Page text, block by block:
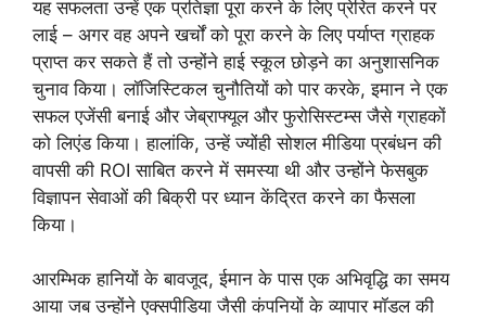
यह सफलता उन्हें एक प्रतिज्ञा पूरा करने के लिए प्रेरित करने पर
लाई – अगर वह अपने खर्चों को पूरा करने के लिए पर्याप्त ग्राहक
प्राप्त कर सकते हैं तो उन्होंने हाई स्कूल छोड़ने का अनुशासनिक
चुनाव किया। लॉजिस्टिकल चुनौतियों को पार करके, इमान ने एक
सफल एजेंसी बनाई और जेब्राफ्यूल और फुरोसिस्टम्स जैसे ग्राहकों
को लिएंड किया। हालांकि, उन्हें ज्योंही सोशल मीडिया प्रबंधन की
वापसी की ROI साबित करने में समस्या थी और उन्होंने फेसबुक
विज्ञापन सेवाओं की बिक्री पर ध्यान केंद्रित करने का फैसला
किया।
आरम्भिक हानियों के बावजूद, ईमान के पास एक अभिवृद्धि का समय
आया जब उन्होंने एक्सपीडिया जैसी कंपनियों के व्यापार मॉडल की